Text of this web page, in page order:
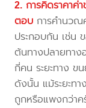
2. การคิดราคาค่
ตอบ การคำนวณ
ประกอบกัน เช่น
ต้นทางปลายทาง
กี่คน ระยะทาง ข
ดังนั้น แม้ระยะท
ถูกหรือแพงกว่าค